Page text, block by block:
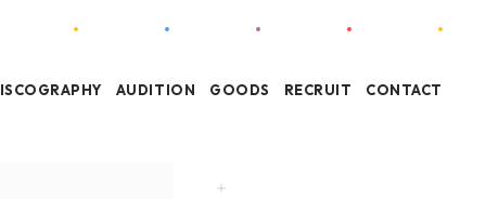
AUDITION GOODS RECRUIT CONTACT